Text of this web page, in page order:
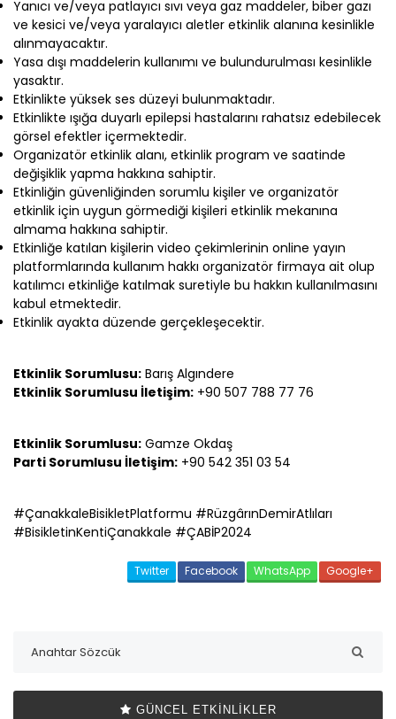
Yanıcı ve/veya patlayıcı sıvı veya gaz maddeler, biber gazı
ve kesici ve/veya yaralayıcı aletler etkinlik alanına kesinlikle
alınmayacaktır.
Yasa dışı maddelerin kullanımı ve bulundurulması kesinlikle
yasaktır.
Etkinlikte yüksek ses düzeyi bulunmaktadır.
Etkinlikte ışığa duyarlı epilepsi hastalarını rahatsız edebilecek
görsel efektler içermektedir.
Organizatör etkinlik alanı, etkinlik program ve saatinde
değişiklik yapma hakkına sahiptir.
Etkinliğin güvenliğinden sorumlu kişiler ve organizatör
etkinlik için uygun görmediği kişileri etkinlik mekanına
almama hakkına sahiptir.
Etkinliğe katılan kişilerin video çekimlerinin online yayın
platformlarında kullanım hakkı organizatör firmaya ait olup
katılımcı etkinliğe katılmak suretiyle bu hakkın kullanılmasını
kabul etmektedir.
Etkinlik ayakta düzende gerçekleşecektir.
Etkinlik Sorumlusu: Barış Algındere
Etkinlik Sorumlusu İletişim: +90 507 788 77 76
Etkinlik Sorumlusu: Gamze Okdaş
Parti Sorumlusu İletişim: +90 542 351 03 54
#ÇanakkaleBisikletPlatformu #RüzgârınDemirAtlıları
#BisikletinKentiÇanakkale #ÇABİP2024
Twitter Facebook WhatsApp Google+
GÜNCEL ETKINLIKLER